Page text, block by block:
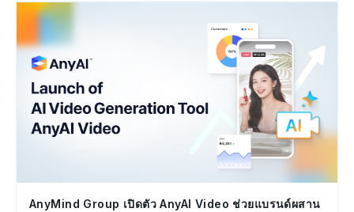
AnyMind Group เปิดตัว AnyAI Video ช่วยแบรนด์ผสาน